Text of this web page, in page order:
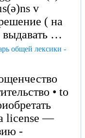
v
( на
выдавать …
общей лексики -
• to
license —
-